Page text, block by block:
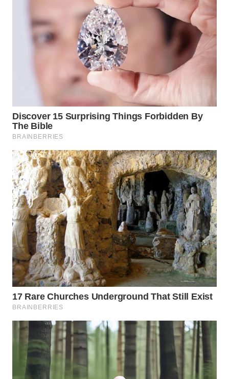
SAMOSIR
WN
WN
CIANJUR
WN
KEPULAUAN
SERIBU
WN
TANGERANG
WN
BINJAI
WN
CIREBON
WN
INDRAMAYU
WN